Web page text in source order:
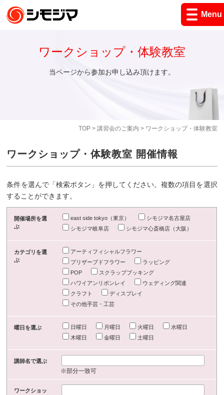
Menu
TOP> 講習会のご案内 > ワークショップ・体験教室
ワークショップ・体験教室
当ページから参加お申し込み頂けます。
ワークショップ・体験教室 開催情報
条件を選んで「検索ボタン」を押してください。複数の項目を選択
することができます。
開催場所を選
ぶ
east side tokyo（東京）
シモジマ名古屋店
シモジマ岐阜店
シモジマ心斎橋店（大阪）
カテゴリを選
ぶ
アーティフィシャルフラワー
プリザーブドフラワー
ラッピング
POP
スクラップブッキング
ハワイアンリボンレイ
ウェディング関連
クラフト
ディスプレイ
その他手芸・工芸
曜日を選ぶ 日曜日 月曜日 火曜日
水曜日
木曜日
金曜日 土曜日
講師名で選ぶ
※部分一致可
ワークショッ